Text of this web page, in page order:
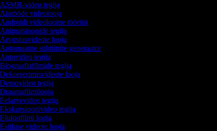
video tegija
videolooja
videoloome tööriist
tegija
looja
subtiitrite generaator
tegija
tegija
looja
tegija
tegija
tegija
looja
videote looja